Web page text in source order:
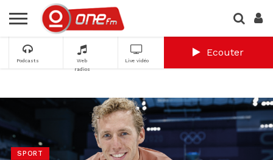
Podcasts
Web
radios
Live vidéo
Ecouter
SPORT